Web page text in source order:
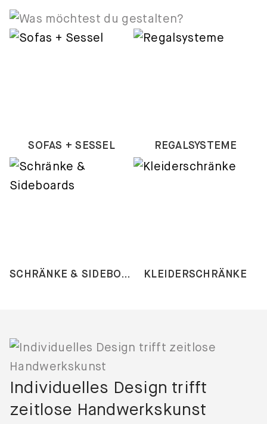
SOFAS + SESSEL REGALSYSTEME
SCHRÄNKE & SIDEBOARDS KLEIDERSCHRÄNKE
Individuelles Design trifft
zeitlose Handwerkskunst